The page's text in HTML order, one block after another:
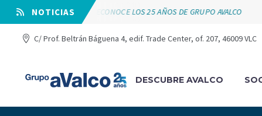
⠀NOTICIAS
VÁLVULAS ARCO RECONOCE LOS 25 AÑOS DE GRUPO AVALCO
C/ Prof. Beltrán Báguena 4, edif. Trade Center, of. 207, 46009 VLC
DESCUBRE AVALCO